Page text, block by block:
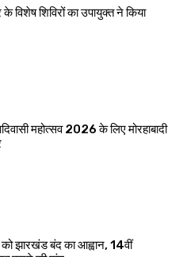
के वाहन से भिड़ी तेज रफ्तार कार, दो
तीन की हालत गंभीर